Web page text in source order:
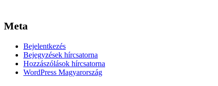
Meta
Bejelentkezés
Bejegyzések hírcsatorna
Hozzászólások hírcsatorna
WordPress Magyarország